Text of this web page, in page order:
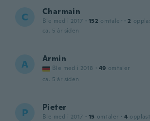
C Charmain
Ble med i 2017 · 152 omtaler · 2
ca. 5 år siden
A Armin
Ble med i 2018 · 49 omtaler
ca. 5 år siden
P Pieter
Ble med i 2017 · 15 omtaler · 4